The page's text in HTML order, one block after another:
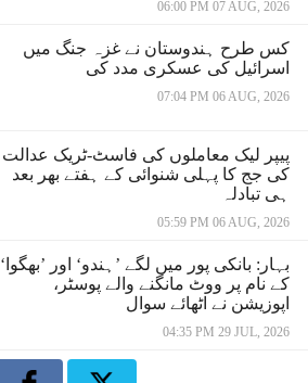
06:00 PM 07 AUG, 2026
کس طرح ہندوستان نے غزہ جنگ میں
اسرائیل کی عسکری مدد کی
07:04 PM 06 AUG, 2026
پیپر لیک معاملوں کی فاسٹ-ٹریک عدالت
کی جج کا پہلی شنوائی کے ہفتے بھر بعد
ہی تبادلہ
05:59 PM 06 AUG, 2026
بہار: بانکی پور میں لگے ’ہندو‘ اور ’بھگوا‘
کے نام پر ووٹ مانگنے والے پوسٹر،
اپوزیشن نے اٹھائے سوال
04:35 PM 29 JUL, 2026